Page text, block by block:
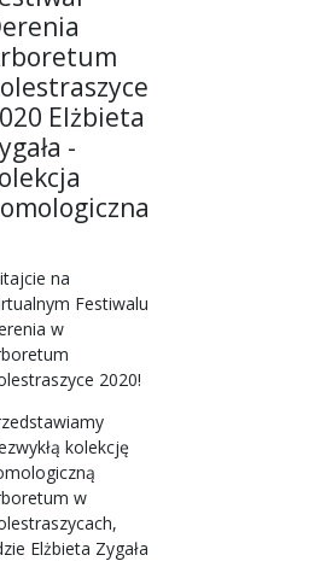
Elżbieta
-
na
Festiwalu
w
2020!
kolekcję
w
Elżbieta Zygała